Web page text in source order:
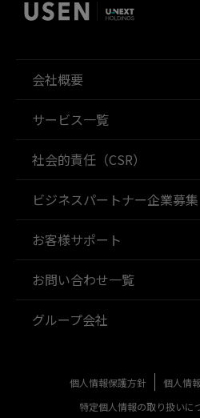
会社概要
サービス一覧
社会的責任（CSR）
ビジネスパートナー企業募集
お客様サポート
お問い合わせ一覧
グループ会社
個人情報保護方針
個人情
特定個人情報の取り扱いに